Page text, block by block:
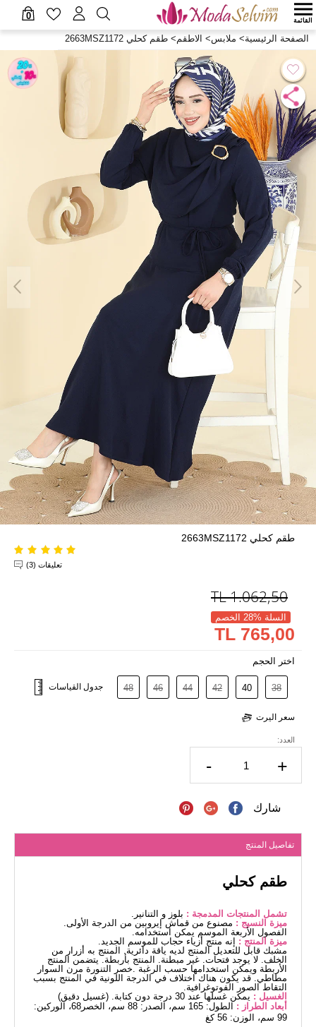
0 القائمة
الصفحة الرئيسية> ملابس> الاطقم> طقم كحلي 2663MSZ1172
طقم كحلي 2663MSZ1172
تعليقات (3)
1.062,50
TL
السلة %28 الخصم
765,00 TL
اختر الحجم
38
40
42
44
46
48 جدول القياسات
سعر اليرت
العدد:
- +
شارك
تفاصيل المنتج
طقم كحلي
تشمل المنتجات المدمجة : بلوز و التنانير.
ميزة النسيج : مصنوع من قماش إيروبين من الدرجة الأولى.
الفصول الأربعة الموسم يمكن استخدامه.
ميزة المنتج : إنه منتج أزياء حجاب للموسم الجديد.
مشبك قابل للتعديل المنتج لديه ياقة دائرية. المنتج به أزرار من
الخلف. لا يوجد فتحات. غير مبطنة. المنتج بأربطة. يتضمن المنتج
الأربطة ويمكن استخدامها حسب الرغبة .خصر التنورة مرن السوار
مطاطي. قد يكون هناك اختلاف في الدرجة اللونية في المنتج بسبب
التقاط الصور الفوتوغرافية.
الغسيل : يمكن غسلها عند 30 درجة دون كتابة. (غسيل دقيق)
أبعاد الطراز :
الطول: 165 سم، الصدر: 88 سم، الخصر68، الوركين:
99 سم، الوزن: 56 كغ